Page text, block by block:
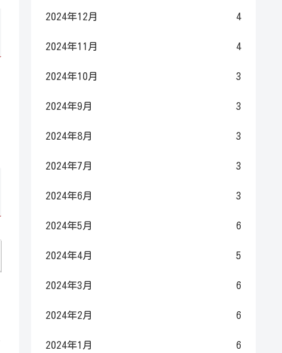
2024年12月 4
2024年11月 4
2024年10月 3
2024年9月 3
2024年8月 3
2024年7月 3
2024年6月 3
2024年5月 6
2024年4月 5
2024年3月 6
2024年2月 6
2024年1月 6